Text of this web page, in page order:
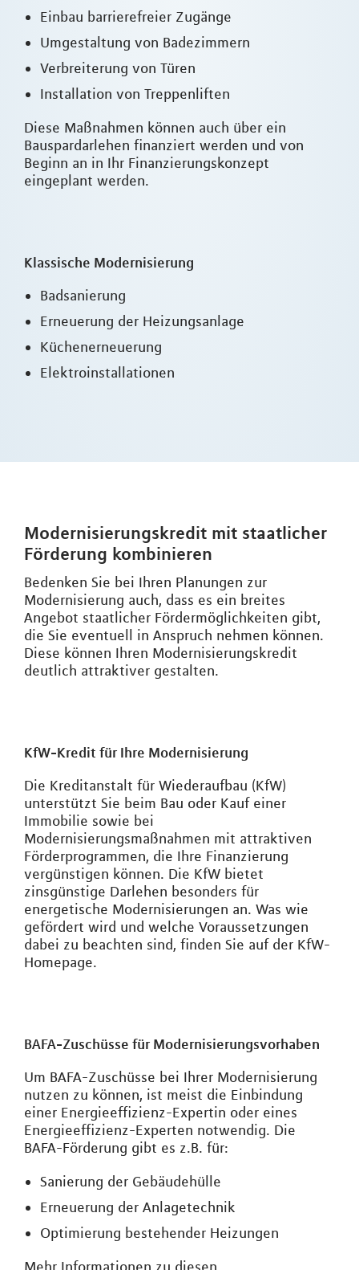
Einbau barrierefreier Zugänge
Umgestaltung von Badezimmern
Verbreiterung von Türen
Installation von Treppenliften
Diese Maßnahmen können auch über ein
Bauspardarlehen finanziert werden und von
Beginn an in Ihr Finanzierungskonzept
eingeplant werden.
Klassische Modernisierung
Badsanierung
Erneuerung der Heizungsanlage
Küchenerneuerung
Elektroinstallationen
Modernisierungskredit mit staatlicher
Förderung kombinieren
Bedenken Sie bei Ihren Planungen zur
Modernisierung auch, dass es ein breites
Angebot staatlicher Fördermöglichkeiten gibt,
die Sie eventuell in Anspruch nehmen können.
Diese können Ihren Modernisierungskredit
deutlich attraktiver gestalten.
KfW-Kredit für Ihre Modernisierung
Die Kreditanstalt für Wiederaufbau (KfW)
unterstützt Sie beim Bau oder Kauf einer
Immobilie sowie bei
Modernisierungsmaßnahmen mit attraktiven
Förderprogrammen, die Ihre Finanzierung
vergünstigen können. Die KfW bietet
zinsgünstige Darlehen besonders für
energetische Modernisierungen an. Was wie
gefördert wird und welche Voraussetzungen
dabei zu beachten sind, finden Sie auf der KfW-
Homepage.
BAFA-Zuschüsse für Modernisierungsvorhaben
Um BAFA-Zuschüsse bei Ihrer Modernisierung
nutzen zu können, ist meist die Einbindung
einer Energieeffizienz-Expertin oder eines
Energieeffizienz-Experten notwendig. Die
BAFA-Förderung gibt es z.B. für:
Sanierung der Gebäudehülle
Erneuerung der Anlagetechnik
Optimierung bestehender Heizungen